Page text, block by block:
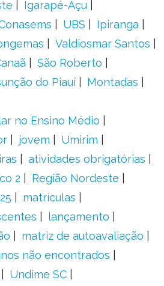
Igarapé-Açu
UBS
Ipiranga
Valdiosmar Santos
São Roberto
do Piauí
Montadas
no Ensino Médio
jovem
Umirim
atividades obrigatórias
2
Região Nordeste
matrículas
lançamento
matriz de autoavaliação
não encontrados
Undime SC